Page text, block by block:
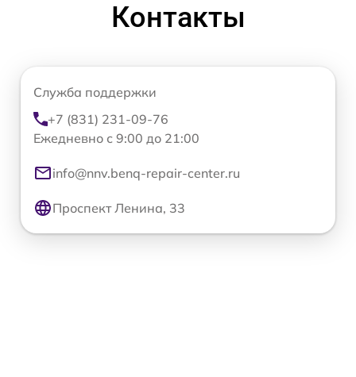
Контакты
Служба поддержки
+7 (831) 231-09-76
Ежедневно с 9:00 до 21:00
info@nnv.benq-repair-center.ru
Проспект Ленина, 33